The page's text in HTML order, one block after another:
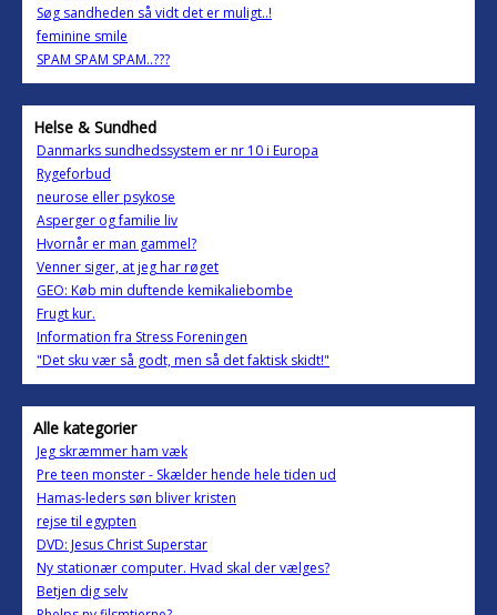
Søg sandheden så vidt det er muligt..!
feminine smile
SPAM SPAM SPAM..???
Helse & Sundhed
Danmarks sundhedssystem er nr 10 i Europa
Rygeforbud
neurose eller psykose
Asperger og familie liv
Hvornår er man gammel?
Venner siger, at jeg har røget
GEO: Køb min duftende kemikaliebombe
Frugt kur.
Information fra Stress Foreningen
"Det sku vær så godt, men så det faktisk skidt!"
Alle kategorier
Jeg skræmmer ham væk
Pre teen monster - Skælder hende hele tiden ud
Hamas-leders søn bliver kristen
rejse til egypten
DVD: Jesus Christ Superstar
Ny stationær computer. Hvad skal der vælges?
Betjen dig selv